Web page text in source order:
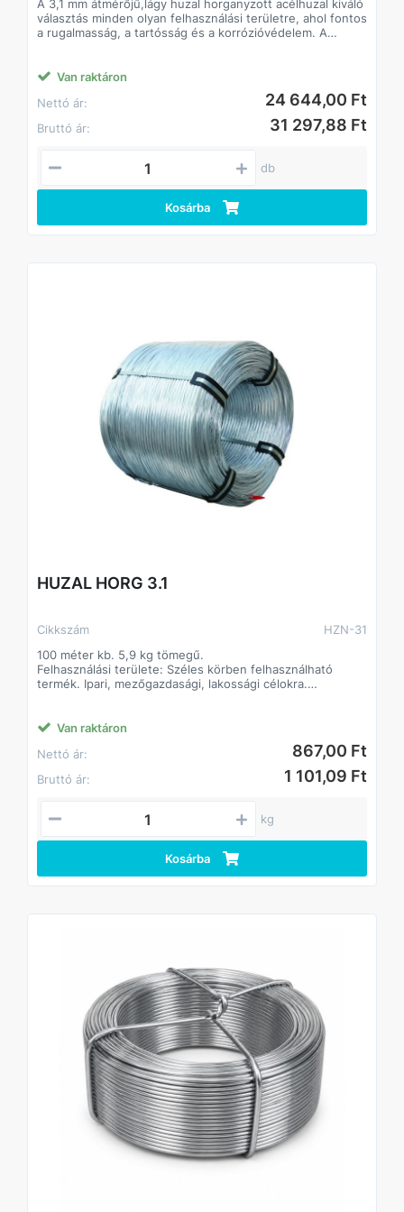
A 3,1 mm átmérőjű,lágy huzal horganyzott acélhuzal kiváló
választás minden olyan felhasználási területre, ahol fontos
a rugalmasság, a tartósság és a korrózióvédelem. A
időjárásnak, és nehezen rozsdásodik. A 25 kg-os,
egyenletesen tekercselt csomagolás könnyű
kezelhetőséget biztosít.
• Átmérő: 3,1 mm
• Kiszerelés: 25 kg
• Felületkezelés: horganyzott
• Korrózióálló: horganyzott bevonat a hosszú
• Rugalmas és könnyen formálható: ideális kézi és gépi
felhasználáshoz
Van raktáron
Nettó ár:
24 644,00 Ft
Bruttó ár: 31 297,88 Ft
db
Kosárba
HUZAL HORG 3.1
Cikkszám
HZN-31
100 méter kb. 5,9 kg tömegű.
Felhasználási területe: Széles körben felhasználható
termék. Ipari, mezőgazdasági, lakossági célokra.
Jellemzően tüzihorganyzás, egyes átmérőknél elektro
Van raktáron
Nettó ár:
867,00 Ft
Bruttó ár: 1 101,09 Ft
kg
Kosárba